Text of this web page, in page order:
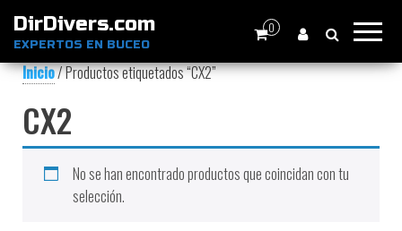
DirDivers.com
EXPERTOS EN BUCEO
0
Inicio/ Productos etiquetados “CX2”
CX2
No se han encontrado productos que coincidan con tu
selección.